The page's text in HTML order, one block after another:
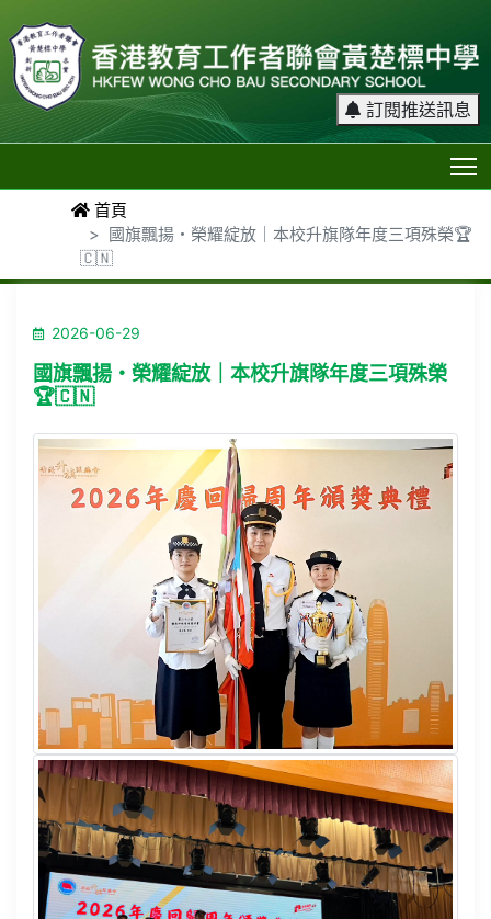
訂閱推送訊息
首頁
國旗飄揚・榮耀綻放｜本校升旗隊年度三項殊榮🏆
🇨🇳
2026-06-29
國旗飄揚・榮耀綻放｜本校升旗隊年度三項殊榮
🏆🇨🇳